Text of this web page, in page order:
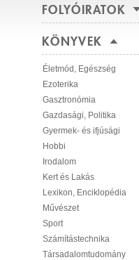
FOLYÓIRATOK
KÖNYVEK
Életmód, Egészség
Ezoterika
Gasztronómia
Gazdasági, Politika
Gyermek- és ifjúsági
Hobbi
Irodalom
Kert és Lakás
Lexikon, Enciklopédia
Művészet
Sport
Számítástechnika
Társadalomtudomány